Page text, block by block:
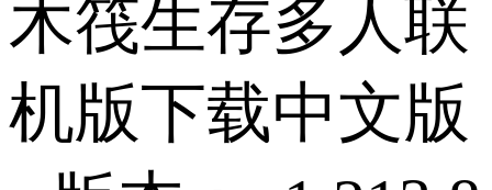
木筏生存多人联
机版下载中文版